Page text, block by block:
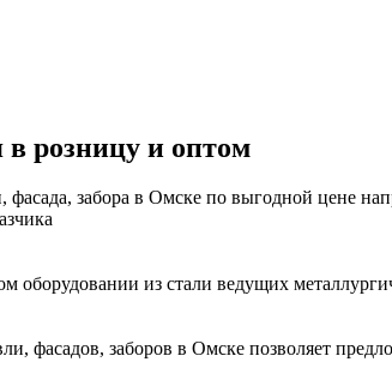
розницу и оптом
забора в Омске по выгодной цене
оборудовании из стали ведущих
фасадов, заборов в Омске позволяет